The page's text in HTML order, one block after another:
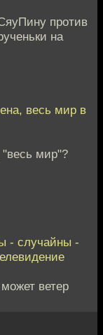
против
на
весь мир в
"весь мир"?
- случайны -
ветер